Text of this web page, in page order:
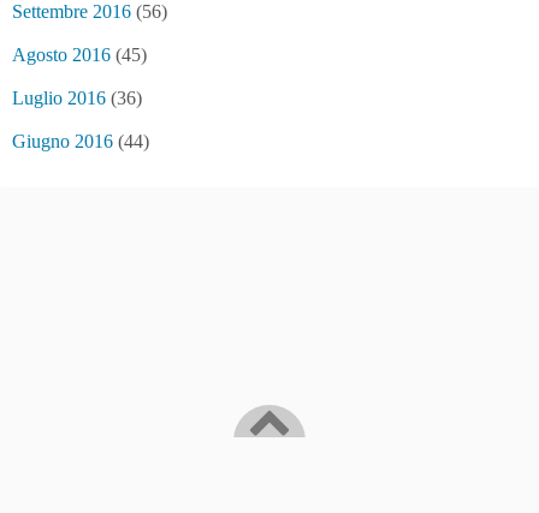
Settembre 2016 (56)
Agosto 2016 (45)
Luglio 2016 (36)
Giugno 2016 (44)